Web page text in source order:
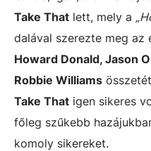
Take That lett, mely a
dalával szerezte meg az
Howard Donald, Jason
Robbie Williams
Take That igen sikeres
főleg szűkebb
komoly sikereket.